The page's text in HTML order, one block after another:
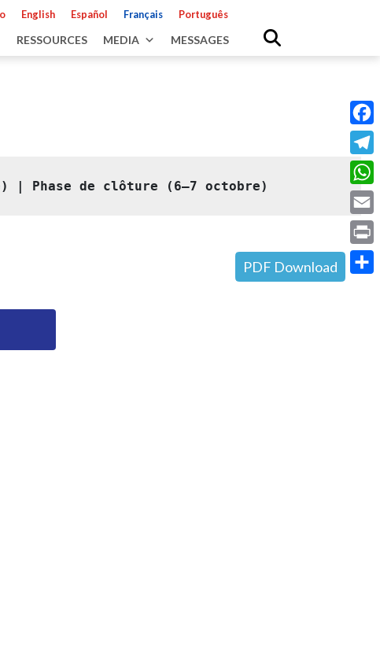
English Español Français Português
RESSOURCES MEDIA MESSAGES
| Phase de clôture (6–7 octobre)
PDF Download
Print